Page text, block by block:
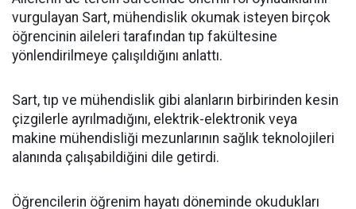
vurgulayan Sart, mühendislik okumak isteyen birçok
öğrencinin aileleri tarafından tıp fakültesine
yönlendirilmeye çalışıldığını anlattı.
Sart, tıp ve mühendislik gibi alanların birbirinden kesin
çizgilerle ayrılmadığını, elektrik-elektronik veya
makine mühendisliği mezunlarının sağlık teknolojileri
alanında çalışabildiğini dile getirdi.
Öğrencilerin öğrenim hayatı döneminde okudukları